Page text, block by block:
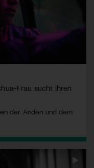
Frau sucht ihren
der Anden und dem